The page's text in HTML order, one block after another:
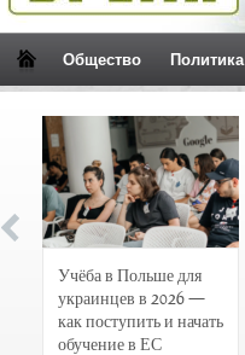
Общество Политика
Учёба в Польше для
украинцев в 2026 —
как поступить и начать
обучение в ЕС